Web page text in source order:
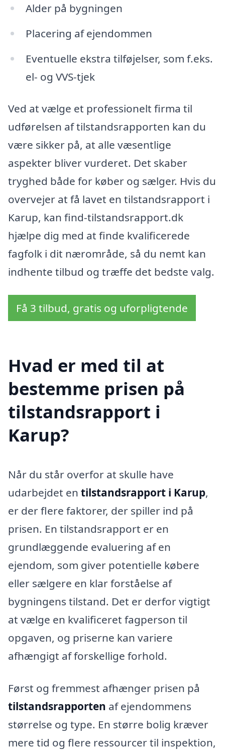
Alder på bygningen
Placering af ejendommen
Eventuelle ekstra tilføjelser, som f.eks.
el- og VVS-tjek
Ved at vælge et professionelt firma til
udførelsen af tilstandsrapporten kan du
være sikker på, at alle væsentlige
aspekter bliver vurderet. Det skaber
tryghed både for køber og sælger. Hvis du
overvejer at få lavet en tilstandsrapport i
Karup, kan find-tilstandsrapport.dk
hjælpe dig med at finde kvalificerede
fagfolk i dit nærområde, så du nemt kan
indhente tilbud og træffe det bedste valg.
Få 3 tilbud, gratis og uforpligtende
Hvad er med til at
bestemme prisen på
tilstandsrapport i
Karup?
Når du står overfor at skulle have
udarbejdet en tilstandsrapport i Karup,
er der flere faktorer, der spiller ind på
prisen. En tilstandsrapport er en
grundlæggende evaluering af en
ejendom, som giver potentielle købere
eller sælgere en klar forståelse af
bygningens tilstand. Det er derfor vigtigt
at vælge en kvalificeret fagperson til
opgaven, og priserne kan variere
afhængigt af forskellige forhold.
Først og fremmest afhænger prisen på
tilstandsrapporten af ejendommens
størrelse og type. En større bolig kræver
mere tid og flere ressourcer til inspektion,